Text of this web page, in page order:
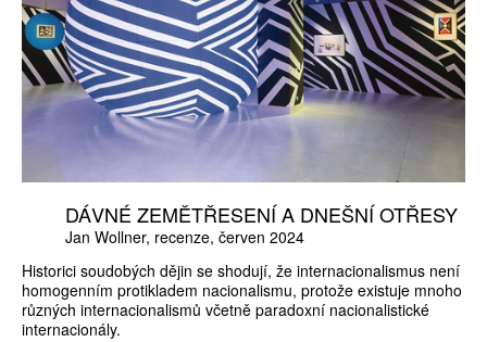
DÁVNÉ ZEMĚTŘESENÍ A DNEŠNÍ OTŘESY
Jan Wollner recenze červen 2024
Historici soudobých dějin se shodují, že internacionalismus není
homogenním protikladem nacionalismu, protože existuje mnoho
různých internacionalismů včetně paradoxní nacionalistické
internacionály.